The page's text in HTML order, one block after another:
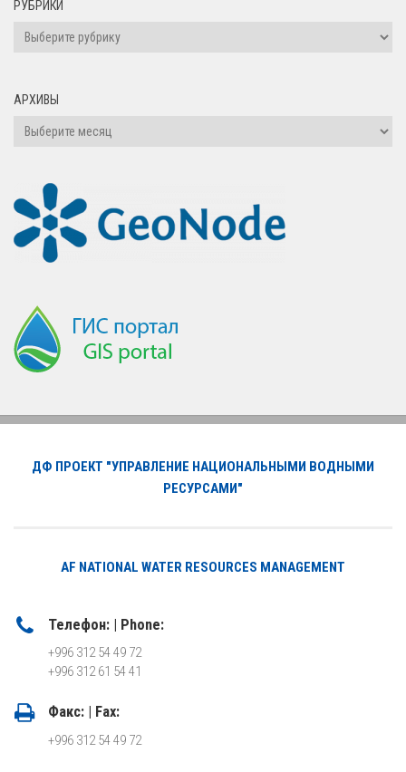
РУБРИКИ
АРХИВЫ
ДФ ПРОЕКТ "УПРАВЛЕНИЕ НАЦИОНАЛЬНЫМИ ВОДНЫМИ
РЕСУРСАМИ"
AF NATIONAL WATER RESOURCES MANAGEMENT
Телефон: | Phone:
+996 312 54 49 72
+996 312 61 54 41
Факс: | Fax:
+996 312 54 49 72